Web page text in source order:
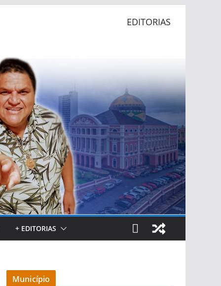
EDITORIAS
+ EDITORIAS
Município